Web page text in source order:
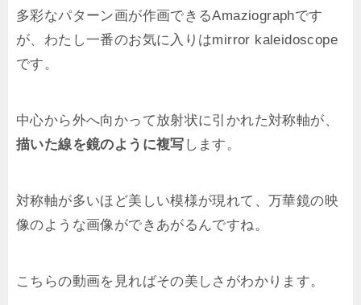
多彩なパターン画が作画できるAmaziographです
が、わたし一番のお気に入りはmirror kaleidoscope
です。
中心から外へ向かって放射状に引かれた対称軸が、
描いた線を鏡のように複写 します。
対称軸が多いほど美しい模様が現れて、万華鏡の映
像のような画像ができあがるんですね。
こちらの動画を見ればその美しさがわかります。